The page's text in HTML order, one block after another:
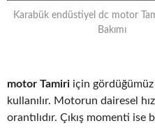
Karabük endüstiyel dc motor
Bakımı
motor Tamiri için
kullanılır. Motorun dairesel
orantılıdır. Çıkış momenti